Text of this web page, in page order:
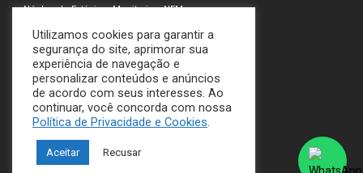
Núcleo de Estágio e Monitoria – NEM
Compliance – Ouvidoria
Política de Privacidade e Cookies
Termos de Uso
UNILAVRAS
Utilizamos cookies para garantir a
segurança do site, aprimorar sua
experiência de navegação e
personalizar conteúdos e anúncios
de acordo com seus interesses. Ao
continuar, você concorda com nossa
Política de Privacidade e Cookies.
Aceitar Recusar